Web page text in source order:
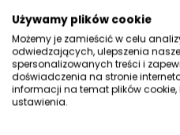
szukaj NUMERU koloru
wyszukiwarki
CHARAKTERYSTYKA
Płynna elastyczna
Po wyschnięciu wysoce
Używamy plików cookie
Możemy je zamieścić w celu
odwiedzających, ulepszenia
spersonalizowanych treści i
doświadczenia na stronie
informacji na temat plików cookie,
ustawienia.